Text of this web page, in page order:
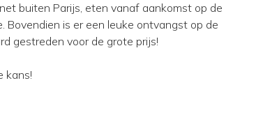
buiten Parijs, eten vanaf aankomst op de
Bovendien is er een leuke ontvangst op de
gestreden voor de grote prijs!
kans!